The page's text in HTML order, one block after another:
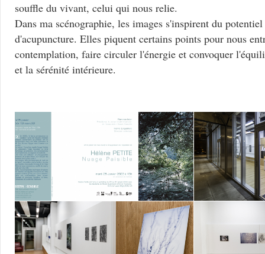
souffle du vivant, celui qui nous relie.
Dans ma scénographie, les images s'inspirent du
d'acupuncture. Elles piquent certains points pour nous
contemplation, faire circuler l'énergie et convoquer
et la sérénité intérieure.